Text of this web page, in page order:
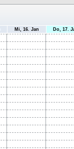
Mi, 16. Jan Do, 17.